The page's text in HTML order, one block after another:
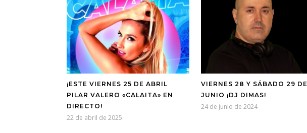
¡ESTE VIERNES 25 DE ABRIL
PILAR VALERO «CALAITA» EN
DIRECTO!
22 de abril de 2025
VIERNES 28 Y SÁBADO 29 DE
JUNIO ¡DJ DIMAS!
24 de junio de 2024